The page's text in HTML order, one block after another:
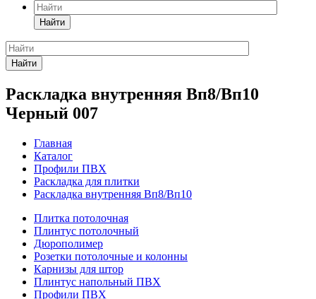
Найти
Найти
Раскладка внутренняя Вп8/Вп10
Черный 007
Главная
Каталог
Профили ПВХ
Раскладка для плитки
Раскладка внутренняя Вп8/Вп10
Плитка потолочная
Плинтус потолочный
Дюрополимер
Розетки потолочные и колонны
Карнизы для штор
Плинтус напольный ПВХ
Профили ПВХ